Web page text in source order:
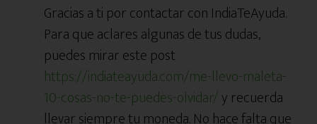
Gracias a ti por contactar con IndiaTeAyuda.
Para que aclares algunas de tus dudas,
puedes mirar este post
https://indiateayuda.com/me-llevo-maleta-
10-cosas-no-te-puedes-olvidar/y recuerda
llevar siempre tu moneda. No hace falta que